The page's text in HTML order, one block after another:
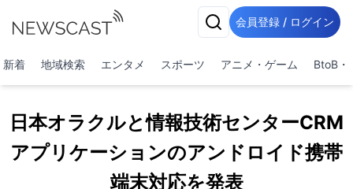
会員登録 / ログイン
新着 地域検索 エンタメ スポーツ アニメ・ゲーム BtoB・
日本オラクルと情報技術センターCRM
アプリケーションのアンドロイド携帯
端末対応を発表